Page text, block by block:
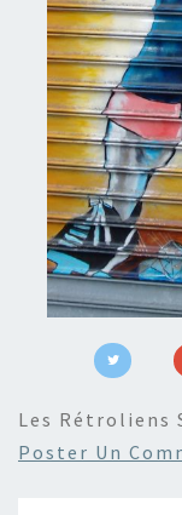
Les Rétroliens
Poster Un